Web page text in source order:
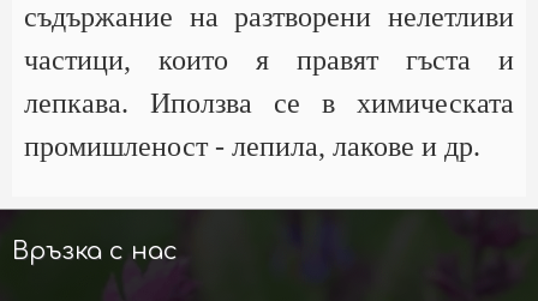
съдържание на разтворени нелетливи
частици, които я правят гъста и
лепкава. Иползва се в химическата
промишленост - лепила, лакове и др.
Връзка с нас